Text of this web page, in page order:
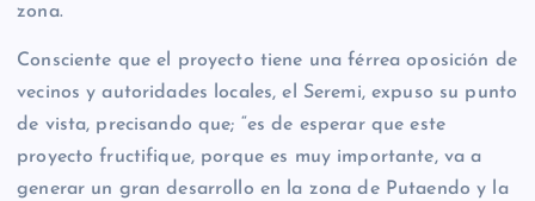
zona.
Consciente que el proyecto tiene una férrea oposición de
vecinos y autoridades locales, el Seremi, expuso su punto
de vista, precisando que; “es de esperar que este
proyecto fructifique, porque es muy importante, va a
generar un gran desarrollo en la zona de Putaendo y la